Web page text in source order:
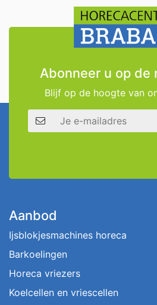
Abonneer u op de
Blijf op de hoogte van
E-mailadres
Aanbod
Ijsblokjesmachines horeca
Barkoelingen
Horeca vriezers
Koelcellen en vriescellen